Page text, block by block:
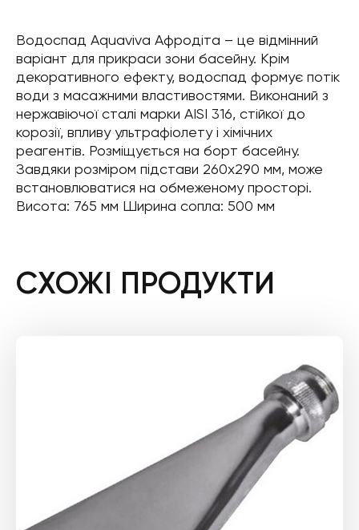
Водоспад Aquaviva Афродіта – це відмінний
варіант для прикраси зони басейну. Крім
декоративного ефекту, водоспад формує потік
води з масажними властивостями. Виконаний з
нержавіючої сталі марки AISI 316, стійкої до
корозії, впливу ультрафіолету і хімічних
реагентів. Розміщується на борт басейну.
Завдяки розміром підстави 260х290 мм, може
встановлюватися на обмеженому просторі.
Висота: 765 мм Ширина сопла: 500 мм
СХОЖІ ПРОДУКТИ